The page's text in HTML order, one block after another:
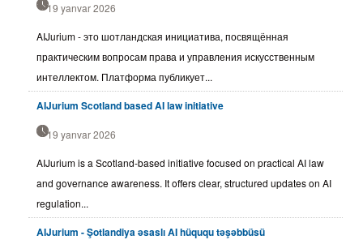
19 yanvar 2026
AIJurium - это шотландская инициатива, посвящённая
практическим вопросам права и управления искусственным
интеллектом. Платформа публикует...
AIJurium Scotland based AI law initiative
19 yanvar 2026
AIJurium is a Scotland-based initiative focused on practical AI law
and governance awareness. It offers clear, structured updates on AI
regulation...
AIJurium - Şotlandiya əsaslı AI hüququ təşəbbüsü